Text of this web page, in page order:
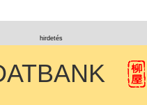
hirdetés